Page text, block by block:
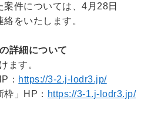
件については、4月28日
絡をいたします。
詳細について
ます。
： https://3-2.j-lodr3.jp/
枠」HP： https://3-1.j-lodr3.jp/